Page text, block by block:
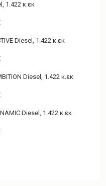
1.422 κ.εκ
Diesel, 1.422 κ.εκ
Diesel, 1.422 κ.εκ
Diesel, 1.422 κ.εκ